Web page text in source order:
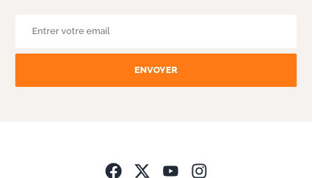
ENVOYER